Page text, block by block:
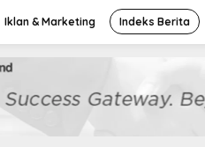
Iklan & Marketing Indeks Berita